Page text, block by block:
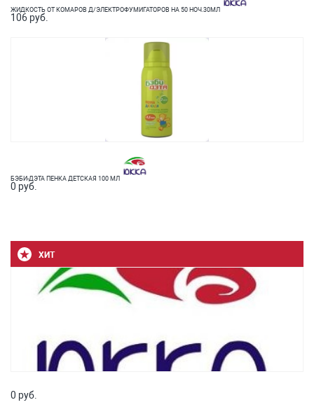
ЖИДКОСТЬ ОТ КОМАРОВ Д/ЭЛЕКТРОФУМИГАТОРОВ НА 50 НОЧ.30МЛ
106 руб.
БЭБИ-ДЭТА ПЕНКА ДЕТСКАЯ 100 МЛ
0 руб.
ХИТ
0 руб.